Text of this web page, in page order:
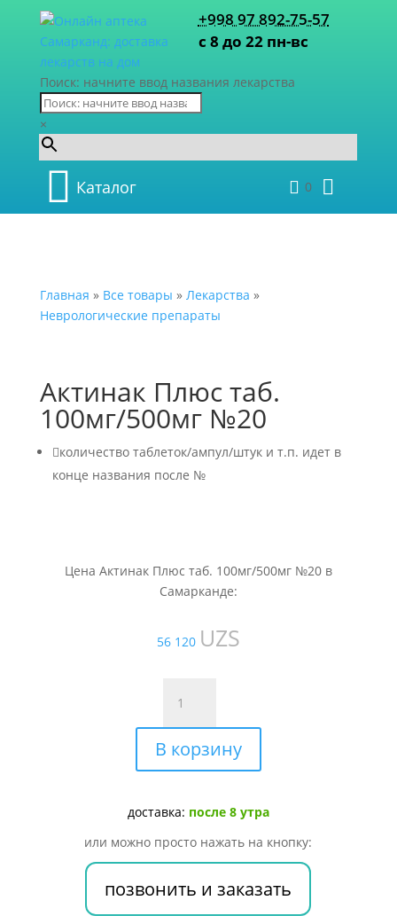
+998 97 892-75-57
с 8 до 22 пн-вс
Поиск: начните ввод названия лекарства
×
Каталог 0
Главная » Все товары » Лекарства »
Неврологические препараты
Актинак Плюс таб.
100мг/500мг №20
количество таблеток/ампул/штук и т.п. идет в
конце названия после №
Цена Актинак Плюс таб. 100мг/500мг №20 в
Самарканде:
56 120 UZS
товара
Актинак
Плюс
таб.
№20
В корзину
доставка: после 8 утра
или можно просто нажать на кнопку:
позвонить и заказать